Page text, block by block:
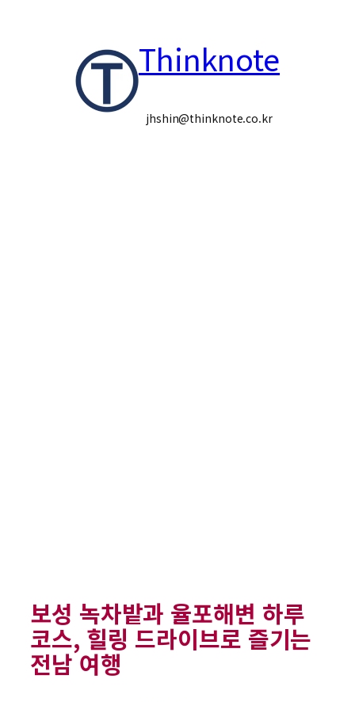
Thinknote
jhshin@thinknote.co.kr
보성 녹차밭과 율포해변 하루
코스, 힐링 드라이브로 즐기는
전남 여행